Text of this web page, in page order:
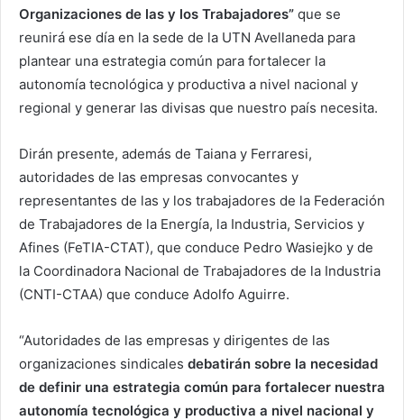
Organizaciones de las y los Trabajadores” que se
reunirá ese día en la sede de la UTN Avellaneda para
plantear una estrategia común para fortalecer la
autonomía tecnológica y productiva a nivel nacional y
regional y generar las divisas que nuestro país necesita.
Dirán presente, además de Taiana y Ferraresi,
autoridades de las empresas convocantes y
representantes de las y los trabajadores de la Federación
de Trabajadores de la Energía, la Industria, Servicios y
Afines (FeTIA-CTAT), que conduce Pedro Wasiejko y de
la Coordinadora Nacional de Trabajadores de la Industria
(CNTI-CTAA) que conduce Adolfo Aguirre.
“Autoridades de las empresas y dirigentes de las
organizaciones sindicales debatirán sobre la necesidad
de definir una estrategia común para fortalecer nuestra
autonomía tecnológica y productiva a nivel nacional y